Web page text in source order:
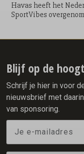
Havas heeft het
SportVibes
De overname moet
muziek,
Blijf op de
Schrijf je hier in voor
nieuwsbrief met
van sponsoring.